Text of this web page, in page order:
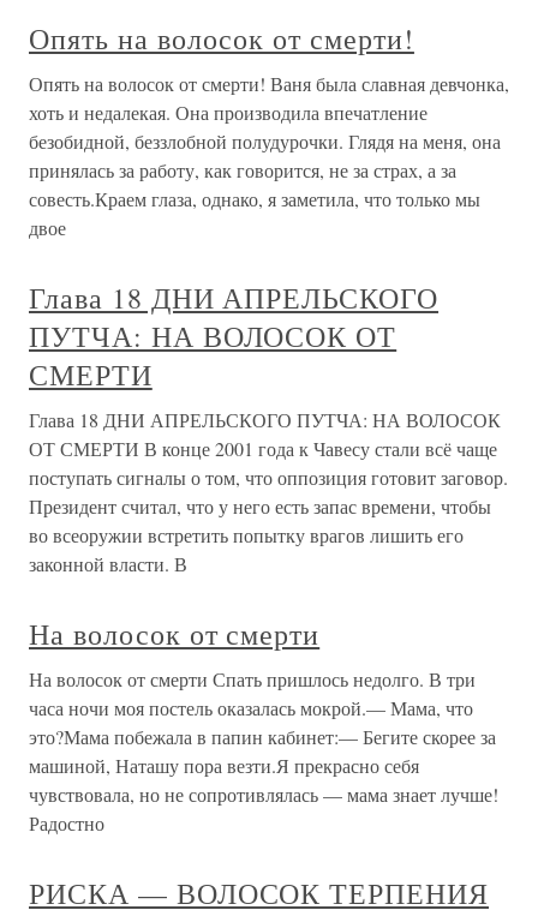
Опять на волосок от смерти!
Опять на волосок от смерти! Ваня была славная девчонка,
хоть и недалекая. Она производила впечатление
безобидной, беззлобной полудурочки. Глядя на меня, она
принялась за работу, как говорится, не за страх, а за
совесть.Краем глаза, однако, я заметила, что только мы
двое
Глава 18 ДНИ АПРЕЛЬСКОГО
ПУТЧА: НА ВОЛОСОК ОТ
СМЕРТИ
Глава 18 ДНИ АПРЕЛЬСКОГО ПУТЧА: НА ВОЛОСОК
ОТ СМЕРТИ В конце 2001 года к Чавесу стали всё чаще
поступать сигналы о том, что оппозиция готовит заговор.
Президент считал, что у него есть запас времени, чтобы
во всеоружии встретить попытку врагов лишить его
законной власти. В
На волосок от смерти
На волосок от смерти Спать пришлось недолго. В три
часа ночи моя постель оказалась мокрой.— Мама, что
это?Мама побежала в папин кабинет:— Бегите скорее за
машиной, Наташу пора везти.Я прекрасно себя
чувствовала, но не сопротивлялась — мама знает лучше!
Радостно
РИСКА — ВОЛОСОК ТЕРПЕНИЯ